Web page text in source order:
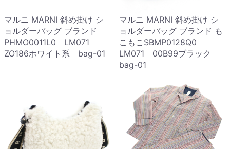
マルニ MARNI 斜め掛け シ
ョルダーバッグ ブランド
PHMO0011L0 LM071
ZO186ホワイト系 bag-01
マルニ MARNI 斜め掛け シ
ョルダーバッグ ブランド も
こもこSBMP0128Q0
LM071 00B99ブラック
bag-01